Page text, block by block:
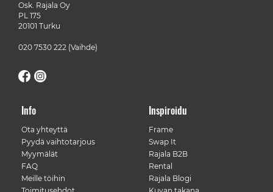
Osk. Rajala Oy
PL 175
20101 Turku
020 7530 222 (Vaihde)
Info
Ota yhteyttä
Pyydä vaihtotarjous
Myymälät
FAQ
Meille töihin
Inspiroidu
Frame
Swap It
Rajala B2B
Rental
Rajala Blogi